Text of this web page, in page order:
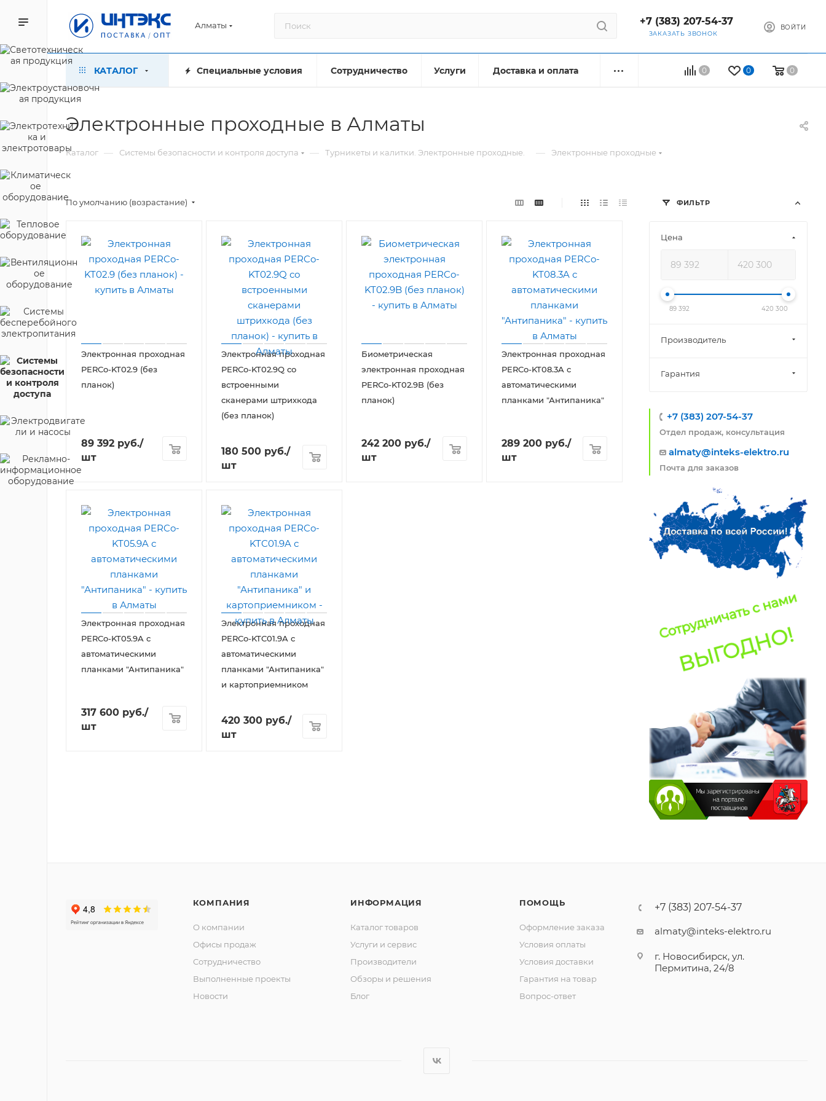
Алматы +7 (383) 207-54-37
ЗАКАЗАТЬ ЗВОНОК
ВОЙТИ
0 0 0
КАТАЛОГ Специальные условия Сотрудничество Услуги Доставка и оплата
Электронные проходные в Алматы
Каталог — Системы безопасности и контроля доступа — Турникеты и калитки. Электронные проходные. — Электронные проходные
По умолчанию (возрастание)
Электронная проходная
PERCo-KT02.9 (без
планок)
89 392 руб./
шт
Электронная проходная
PERCo-KT02.9Q со
встроенными
сканерами штрихкода
(без планок)
180 500 руб./
шт
Биометрическая
электронная проходная
PERCo-KT02.9B (без
планок)
242 200 руб./
шт
Электронная проходная
PERCo-KT08.3A с
автоматическими
планками "Антипаника"
289 200 руб./
шт
Электронная проходная
PERCo-KT05.9A с
автоматическими
планками "Антипаника"
317 600 руб./
шт
Электронная проходная
PERCo-KTC01.9A с
автоматическими
планками "Антипаника"
и картоприемником
420 300 руб./
шт
ФИЛЬТР
Цена
89 392 420 300
Производитель
Гарантия
+7 (383) 207-54-37
Отдел продаж, консультация
almaty@inteks-elektro.ru
Почта для заказов
КОМПАНИЯ
О компании
Офисы продаж
Сотрудничество
Выполненные проекты
Новости
ИНФОРМАЦИЯ
Каталог товаров
Услуги и сервис
Производители
Обзоры и решения
Блог
ПОМОЩЬ
Оформление заказа
Условия оплаты
Условия доставки
Гарантия на товар
Вопрос-ответ
+7 (383) 207-54-37
almaty@inteks-elektro.ru
г. Новосибирск, ул.
Пермитина, 24/8